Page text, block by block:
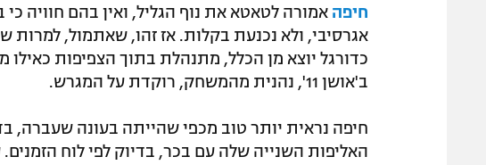
חיפה אמורה לטאטא את נוף הגליל, ואין בהם חוויה
אגרסיבי, ולא נכנעת בקלות. אז זהו, שאתמול, למרות
כדורגל יוצא מן הכלל, מתנהלת בתוך הצפיפות כאילו
ב'אושן 11', נהנית מהמשחק, רוקדת על המגרש.
חיפה נראית יותר טוב מכפי שהייתה בעונה שעברה,
האליפות השנייה שלה עם בכר, בדיוק לפי לוח הזמנים.